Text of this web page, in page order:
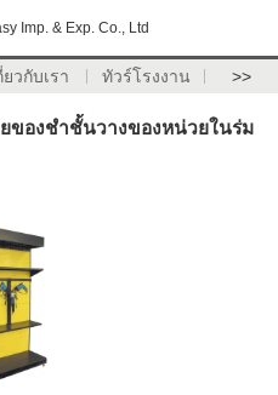
Imp. & Exp. Co., Ltd
ยวกับเรา ทัวร์โรงงาน >>
องชำชั้นวางของหน่วยในร่ม